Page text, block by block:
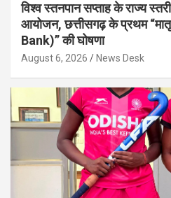
विश्व स्तनपान सप्ताह के राज्य
आयोजन, छत्तीसगढ़ के प्रथम
Bank)” की घोषणा
August 6, 2026 News Desk